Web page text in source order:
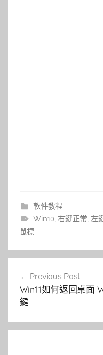
軟件教程
Win10, 右鍵正常, 左
鼠標
章
導
覽
Previous Post
Win11如何返回桌面
鍵